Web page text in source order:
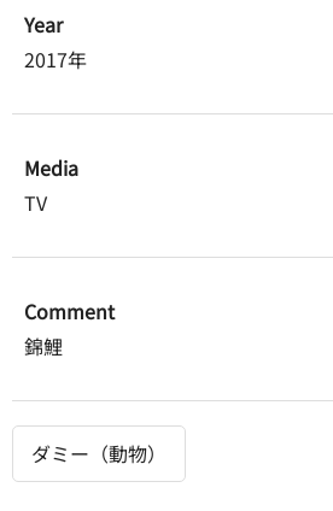
Year
2017年
Media
TV
Comment
錦鯉
ダミー（動物）